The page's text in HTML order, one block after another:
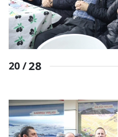
20 /28